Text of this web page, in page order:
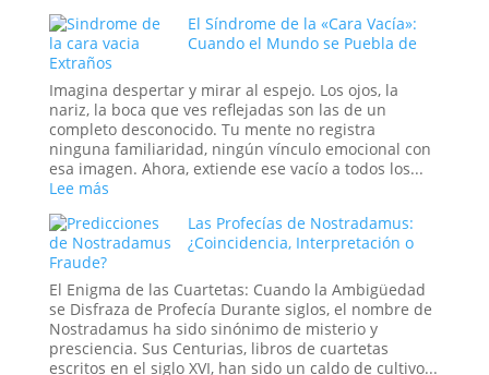
Ciencia
de
Manuscrito
Voynich:
engaño
medieval,
un
tratado
secreto
mensaje
de
estrellas?
El Síndrome de la «Cara Vacía»:
Cuando el Mundo se Puebla de
Extraños
Imagina despertar y mirar al espejo. Los ojos, la
nariz, la boca que ves reflejadas son las de un
completo desconocido. Tu mente no registra
ninguna familiaridad, ningún vínculo emocional con
esa imagen. Ahora, extiende ese vacío a todos los...
Lee más:
Síndrome
de
«Cara
Vacía»:
Cuando
el
Mundo
Las Profecías de Nostradamus:
¿Coincidencia, Interpretación o
Fraude?
El Enigma de las Cuartetas: Cuando la Ambigüedad
se Disfraza de Profecía Durante siglos, el nombre de
Nostradamus ha sido sinónimo de misterio y
presciencia. Sus Centurias, libros de cuartetas
escritos en el siglo XVI, han sido un caldo de cultivo...